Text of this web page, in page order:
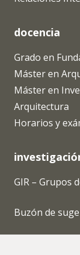
docencia
Grado en
Máster en
Máster en
Arquitectura
Horarios y
GIR – Grupos
Buzón de